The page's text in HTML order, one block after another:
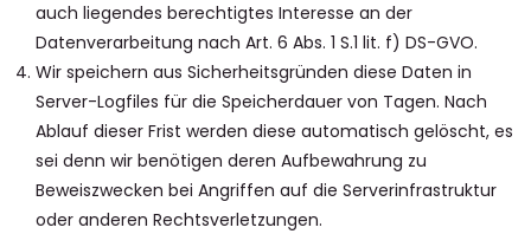
auch liegendes berechtigtes Interesse an der
Datenverarbeitung nach Art. 6 Abs. 1 S.1 lit. f) DS-GVO.
Wir speichern aus Sicherheitsgründen diese Daten in
Server-Logfiles für die Speicherdauer von Tagen. Nach
Ablauf dieser Frist werden diese automatisch gelöscht, es
sei denn wir benötigen deren Aufbewahrung zu
Beweiszwecken bei Angriffen auf die Serverinfrastruktur
oder anderen Rechtsverletzungen.